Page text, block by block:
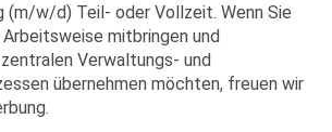
(m/w/d) Teil- oder Vollzeit. Wenn Sie
mitbringen und
Verwaltungs- und
übernehmen möchten, freuen wir